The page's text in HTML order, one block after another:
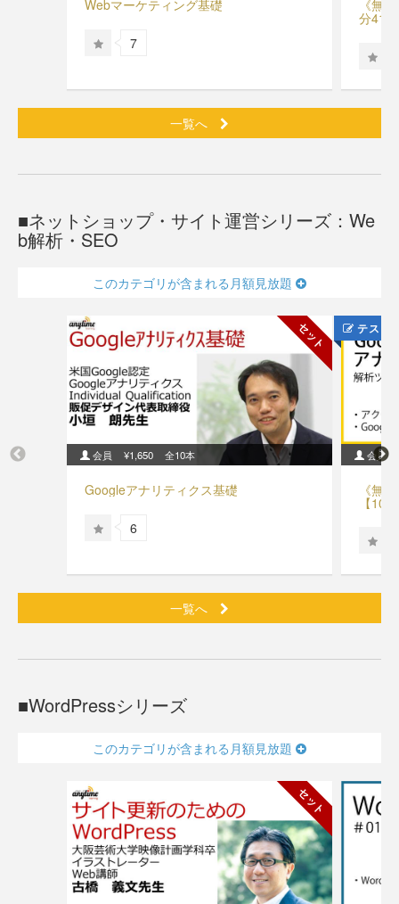
Webマーケティング基礎
7
《無
分41
一覧へ
ネットショップ・サイト運営シリーズ：We
b解析・SEO
このカテゴリが含まれる月額見放題
セット
会員 ¥1,650 全10本
Googleアナリティクス基礎
6
テスト
会員
《無
【10
一覧へ
WordPressシリーズ
このカテゴリが含まれる月額見放題
セット